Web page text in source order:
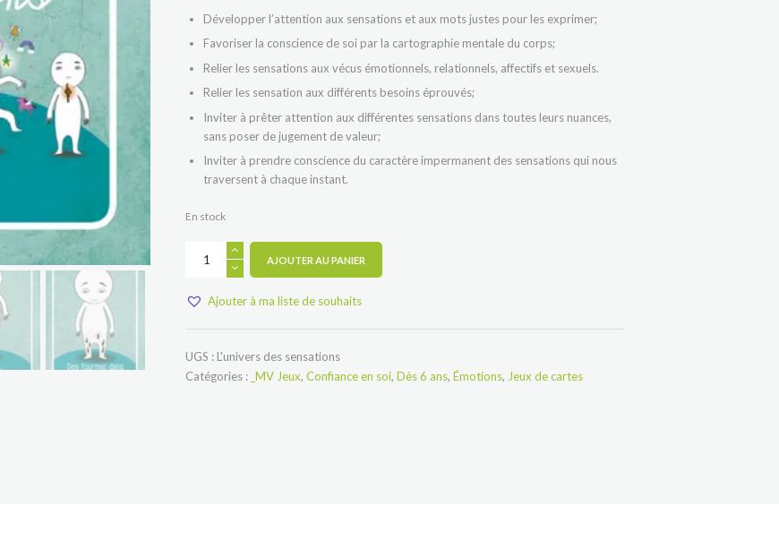
Développer l’attention aux sensations et aux mots justes pour les exprimer;
Favoriser la conscience de soi par la cartographie mentale du corps;
Relier les sensations aux vécus émotionnels, relationnels, affectifs et sexuels.
Relier les sensation aux différents besoins éprouvés;
Inviter à prêter attention aux différentes sensations dans toutes leurs nuances,
sans poser de jugement de valeur;
Inviter à prendre conscience du caractère impermanent des sensations qui nous
traversent à chaque instant.
En stock
L'univers
sensations
AJOUTER AU PANIER
Ajouter à ma liste de souhaits
UGS : L'univers des sensations
Catégories : _MV Jeux, Confiance en soi, Dès 6 ans, Émotions, Jeux de cartes